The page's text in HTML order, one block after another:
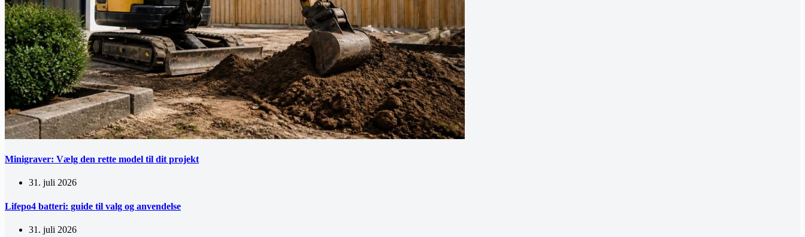
Minigraver: Vælg den rette model til dit projekt
31. juli 2026
Lifepo4 batteri: guide til valg og anvendelse
31. juli 2026